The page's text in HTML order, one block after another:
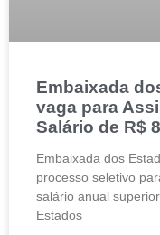
Embaixada
vaga para
Salário de R$
Embaixada dos
processo seletivo
salário anual
Estados